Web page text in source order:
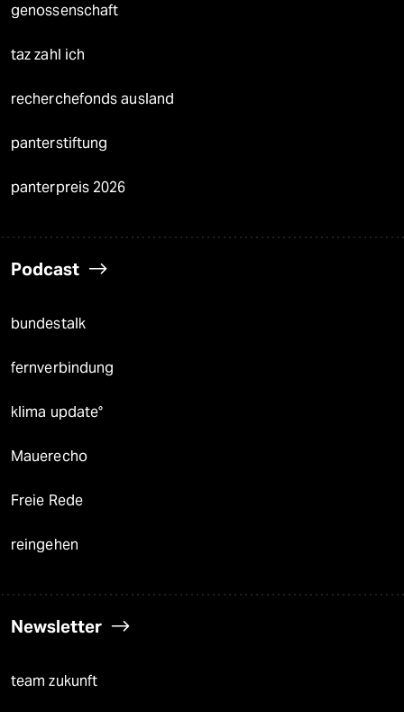
genossenschaft
taz zahl ich
recherchefonds ausland
panterstiftung
panterpreis 2026
Podcast
bundestalk
fernverbindung
klima update°
Mauerecho
Freie Rede
reingehen
Newsletter
team zukunft